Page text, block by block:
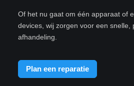
Of het nu gaat om één apparaat of
devices, wij zorgen voor een
afhandeling.
Plan een reparatie